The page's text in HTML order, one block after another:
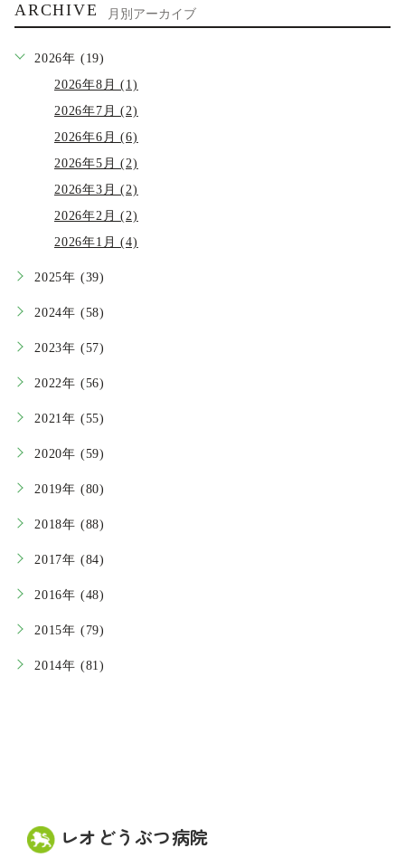
ARCHIVE 月別アーカイブ
2026年 (19)
2026年8月 (1)
2026年7月 (2)
2026年6月 (6)
2026年5月 (2)
2026年3月 (2)
2026年2月 (2)
2026年1月 (4)
2025年 (39)
2024年 (58)
2023年 (57)
2022年 (56)
2021年 (55)
2020年 (59)
2019年 (80)
2018年 (88)
2017年 (84)
2016年 (48)
2015年 (79)
2014年 (81)
レオどうぶつ病院